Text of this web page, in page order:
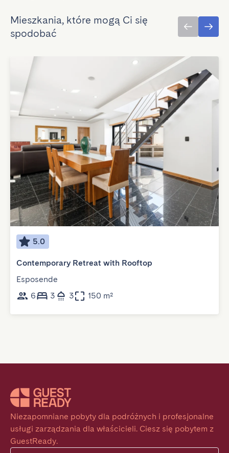
Mieszkania, które mogą Ci się
spodobać
5.0
Contemporary Retreat with Rooftop
Esposende
6
3 3 150 m²
Niezapomniane pobyty dla podróżnych i profesjonalne
usługi zarządzania dla właścicieli. Ciesz się pobytem z
GuestReady.